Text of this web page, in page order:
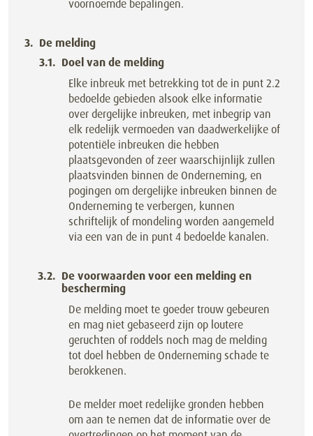
voornoemde bepalingen.
De melding
Doel van de melding
Elke inbreuk met betrekking tot de in punt 2.2
bedoelde gebieden alsook elke informatie
over dergelijke inbreuken, met inbegrip van
elk redelijk vermoeden van daadwerkelijke of
potentiële inbreuken die hebben
plaatsgevonden of zeer waarschijnlijk zullen
plaatsvinden binnen de Onderneming, en
pogingen om dergelijke inbreuken binnen de
Onderneming te verbergen, kunnen
schriftelijk of mondeling worden aangemeld
via een van de in punt 4 bedoelde kanalen.
De voorwaarden voor een melding en
bescherming
De melding moet te goeder trouw gebeuren
en mag niet gebaseerd zijn op loutere
geruchten of roddels noch mag de melding
tot doel hebben de Onderneming schade te
berokkenen.
De melder moet redelijke gronden hebben
om aan te nemen dat de informatie over de